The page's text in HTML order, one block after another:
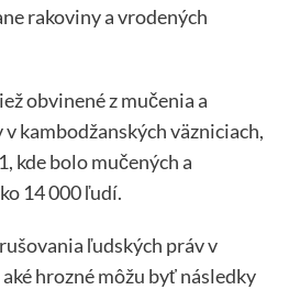
rakoviny a vrodených
obvinené z mučenia a
kambodžanských väzniciach,
kde bolo mučených a
14 000 ľudí.
ľudských práv v
hrozné môžu byť následky